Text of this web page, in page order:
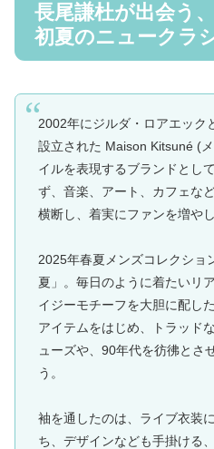
長尾謙杜が出会う
初夏のニュークラ
2002年にジルダ・ロアエック
設立された Maison Kitsuné (
イルを表現するブランドとし
ず、音楽、アート、カフェな
横断し、着実にファンを増やし
2025年春夏メンズコレクショ
夏」。毎日のように着たいリ
イジーモチーフを大胆に配し
アイテムをはじめ、トラッド
ューズや、90年代を彷彿とさ
う。
袖を通したのは、ライブ衣装
ち、デザインなども手掛ける